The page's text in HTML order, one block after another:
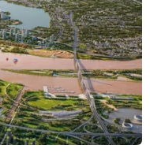
nhân với lý do giúp
phạt của Liên hợp